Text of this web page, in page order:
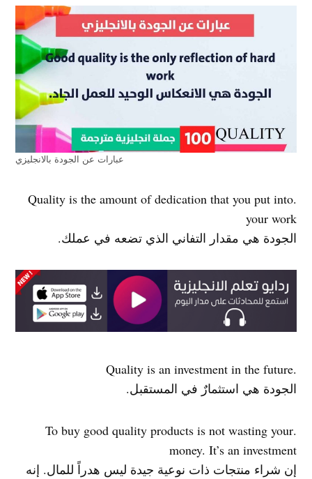
عبارات عن الجودة بالانجليزي
.Quality is the amount of dedication that you put into
your work
الجودة هي مقدار التفاني الذي تضعه في عملك.
.Quality is an investment in the future
الجودة هي استثمارٌ في المستقبل.
.To buy good quality products is not wasting your
money. It’s an investment
إن شراء منتجات ذات نوعية جيدة ليس هدراً للمال. إنه